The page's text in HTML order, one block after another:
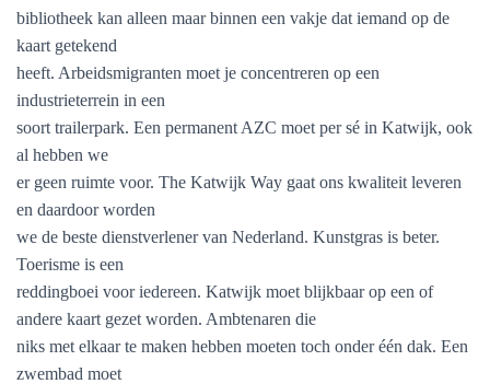
bibliotheek kan alleen maar binnen een vakje dat iemand op de
kaart getekend
heeft. Arbeidsmigranten moet je concentreren op een
industrieterrein in een
soort trailerpark. Een permanent AZC moet per sé in Katwijk, ook
al hebben we
er geen ruimte voor. The Katwijk Way gaat ons kwaliteit leveren
en daardoor worden
we de beste dienstverlener van Nederland. Kunstgras is beter.
Toerisme is een
reddingboei voor iedereen. Katwijk moet blijkbaar op een of
andere kaart gezet worden. Ambtenaren die
niks met elkaar te maken hebben moeten toch onder één dak. Een
zwembad moet